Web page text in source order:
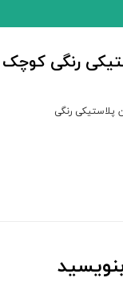
رنگی
پلاستیکی رنگی